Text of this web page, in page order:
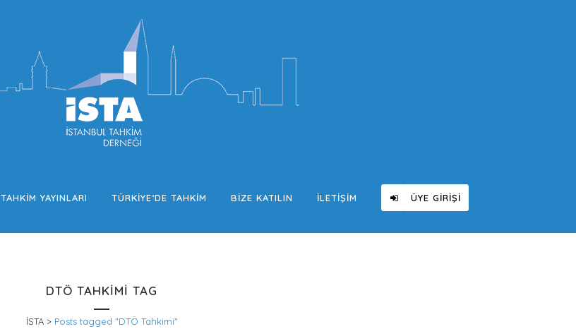
TAHKIM YAYINLARI TÜRKIYE’DE TAHKIM BIZE KATILIN İLETIŞIM ÜYE GIRIŞI
DTÖ TAHKIMI TAG
İSTA> Posts tagged "DTÖ Tahkimi"